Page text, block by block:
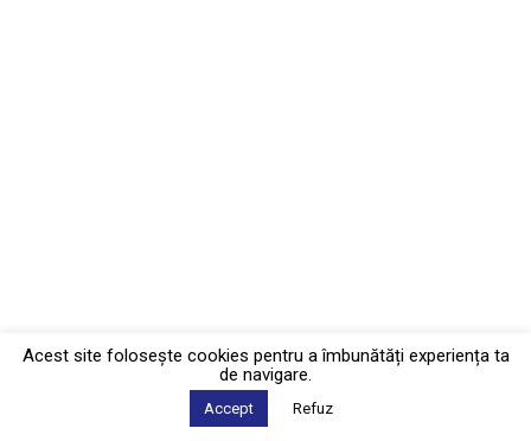
Acest site foloseşte cookies pentru a îmbunătăți experiența ta
de navigare.
Accept Refuz